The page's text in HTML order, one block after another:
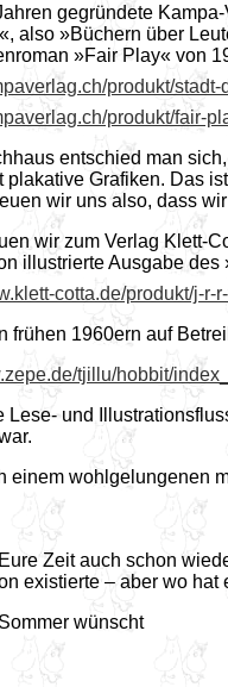
gegründete
also »Büchern über
»Fair Play« von
produkt/stadt-
produkt/fair-
entschied man
plakative Grafiken. Das
wir uns also, dass
wir zum Verlag Klett-
illustrierte Ausgabe
cotta.de/produkt/j-
frühen 1960ern auf
tjillu/hobbit/
Lese- und
einem wohlgelungenen
Zeit auch schon
existierte – aber wo hat
wünscht